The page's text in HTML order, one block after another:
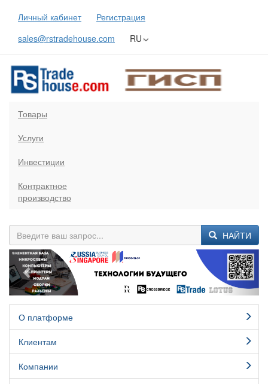
Личный кабинет
Регистрация
sales@rstradehouse.com
RU
Товары
Услуги
Инвестиции
Контрактное
производство
НАЙТИ
Previous Next
О платформе
Клиентам
Компании